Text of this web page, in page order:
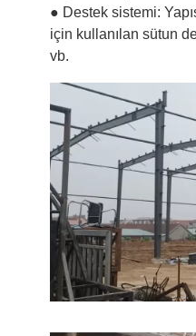
● Destek sistemi:
için kullanılan sütun
vb.